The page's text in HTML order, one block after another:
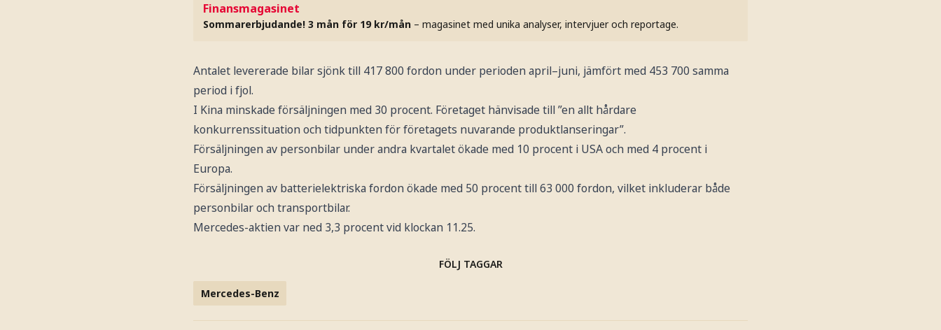
Finansmagasinet
Sommarerbjudande! 3 mån för 19 kr/mån – magasinet med unika analyser, intervjuer och reportage.
Antalet levererade bilar sjönk till 417 800 fordon under perioden april–juni, jämfört med 453 700 samma
period i fjol.
I Kina minskade försäljningen med 30 procent. Företaget hänvisade till ”en allt hårdare
konkurrenssituation och tidpunkten för företagets nuvarande produktlanseringar”.
Försäljningen av personbilar under andra kvartalet ökade med 10 procent i USA och med 4 procent i
Europa.
Försäljningen av batterielektriska fordon ökade med 50 procent till 63 000 fordon, vilket inkluderar både
personbilar och transportbilar.
Mercedes-aktien var ned 3,3 procent vid klockan 11.25.
FÖLJ TAGGAR
Mercedes-Benz